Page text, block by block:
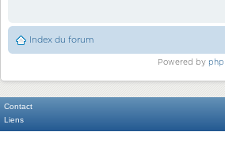
Index du forum
Powered by
Contact
Liens